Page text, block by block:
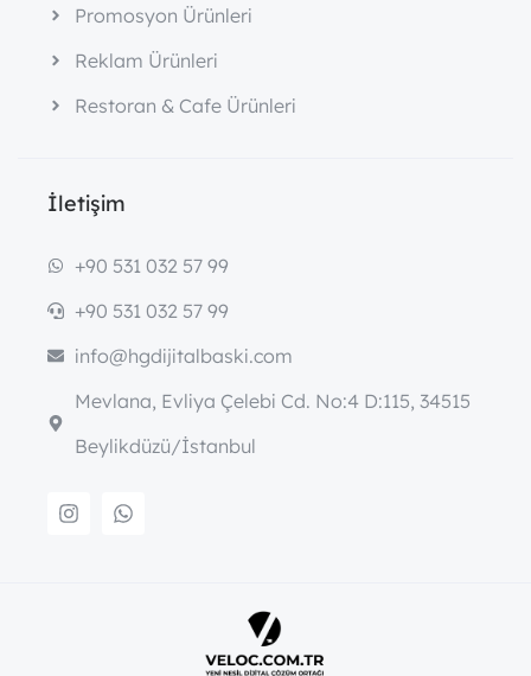
Promosyon Ürünleri
Reklam Ürünleri
Restoran & Cafe Ürünleri
İletişim
+90 531 032 57 99
+90 531 032 57 99
info@hgdijitalbaski.com
Mevlana, Evliya Çelebi Cd. No:4 D:115, 34515
Beylikdüzü/İstanbul